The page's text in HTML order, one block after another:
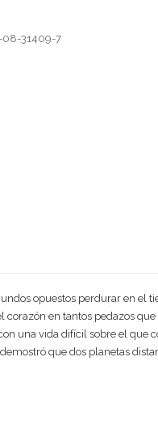
31409-7
opuestos perdurar en el
en tantos pedazos
una vida difícil sobre el que
que dos planetas